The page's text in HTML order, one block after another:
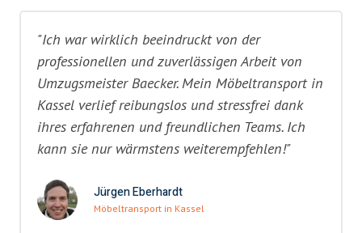
"Ich war wirklich beeindruckt von der
professionellen und zuverlässigen Arbeit von
Umzugsmeister Baecker. Mein Möbeltransport in
Kassel verlief reibungslos und stressfrei dank
ihres erfahrenen und freundlichen Teams. Ich
kann sie nur wärmstens weiterempfehlen!"
Jürgen Eberhardt
Möbeltransport in Kassel